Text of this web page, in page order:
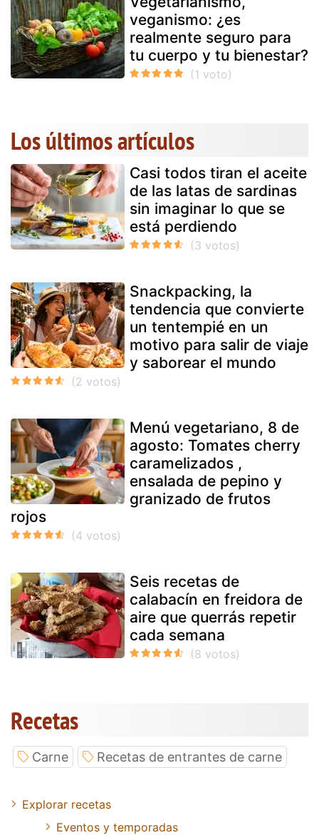
veganismo: ¿es
realmente seguro para
tu cuerpo y tu bienestar?
Los últimos artículos
Casi todos tiran el aceite
de las latas de sardinas
sin imaginar lo que se
está perdiendo
Snackpacking, la
tendencia que convierte
un tentempié en un
motivo para salir de viaje
y saborear el mundo
Menú vegetariano, 8 de
agosto: Tomates cherry
caramelizados ,
ensalada de pepino y
granizado de frutos
rojos
Seis recetas de
calabacín en freidora de
aire que querrás repetir
cada semana
Recetas
Carne Recetas de entrantes de carne
Explorar recetas
Eventos y temporadas